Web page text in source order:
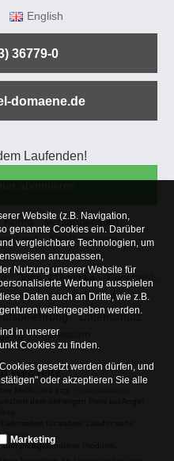
English
36779-0
domaene.de
Laufenden!
Konto
Versandkosten
Kaufberatung
Fragen
Jobs & Praktika
Facebook
Kontaktformular
Datenschutz
Impressum
Webseite
MwSt. und zzgl.
preisgebundene Produkte.
Website (z.B. Navigation,
genannte Cookies ein. Darüber
vergleichbare Technologien, um
anzupassen,
Nutzung unserer Website für
Werbung ausspielen
Daten auch an Dritte, wie z.B.
weitergegeben werden.
in unserer
Cookies zu finden.
gesetzt werden dürfen, und
oder akzeptieren Sie alle
Marketing